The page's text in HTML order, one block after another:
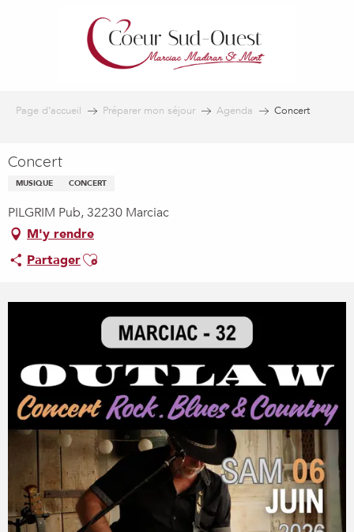
Page d’accueil Préparer mon séjour Agenda Concert
Concert
MUSIQUE CONCERT
PILGRIM Pub, 32230 Marciac
M'y rendre
PartagerAjouter aux favoris